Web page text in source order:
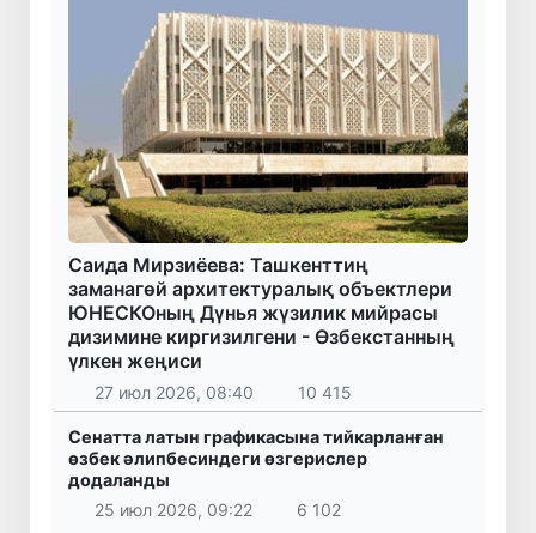
Саида Мирзиёева: Ташкенттиң
заманагөй архитектуралық объектлери
ЮНЕСКОның Дүнья жүзилик мийрасы
дизимине киргизилгени - Өзбекстанның
үлкен жеңиси
27 июл 2026, 08:40 10 415
Сенатта латын графикасына тийкарланған
өзбек әлипбесиндеги өзгерислер
додаланды
25 июл 2026, 09:22
6 102